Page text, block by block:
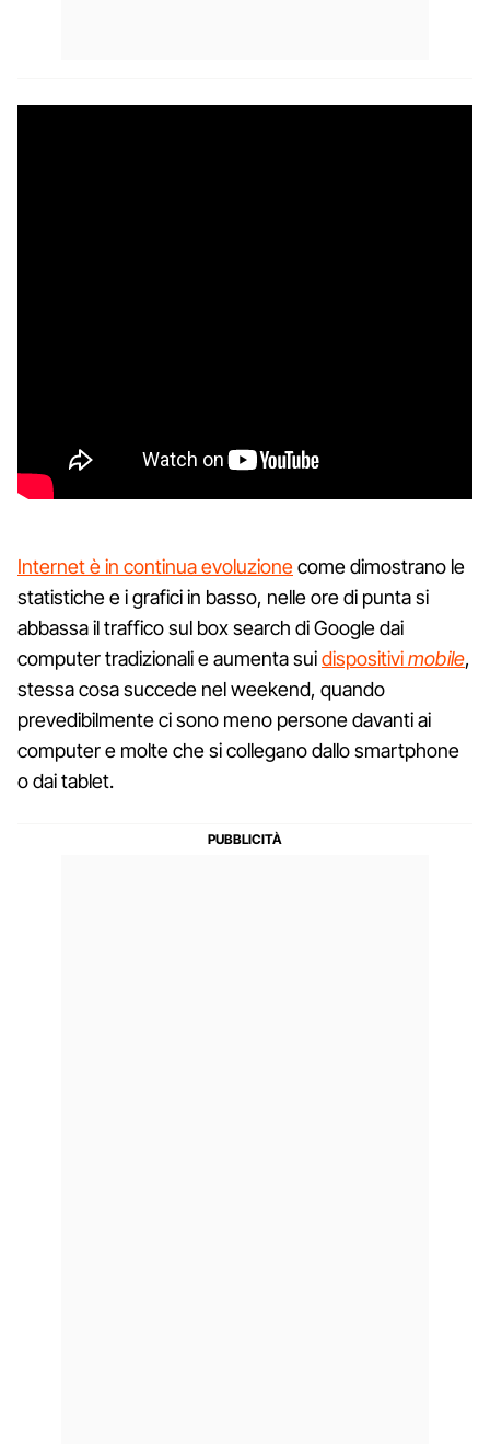
Internet è in continua evoluzionecome dimostrano le
statistiche e i grafici in basso, nelle ore di punta si
abbassa il traffico sul box search di Google dai
computer tradizionali e aumenta suidispositivimobile,
stessa cosa succede nel weekend, quando
prevedibilmente ci sono meno persone davanti ai
computer e molte che si collegano dallo smartphone
o dai tablet.